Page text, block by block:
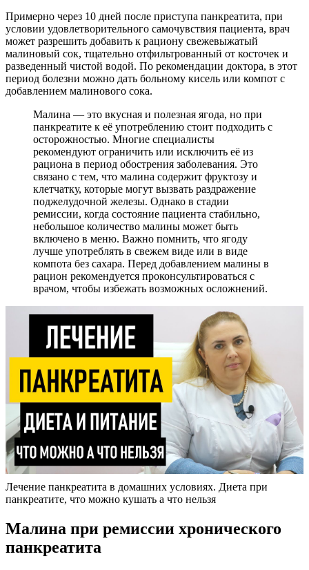
Примерно через 10 дней после приступа панкреатита, при
условии удовлетворительного самочувствия пациента, врач
может разрешить добавить к рациону свежевыжатый
малиновый сок, тщательно отфильтрованный от косточек и
разведенный чистой водой. По рекомендации доктора, в этот
период болезни можно дать больному кисель или компот с
добавлением малинового сока.
Малина — это вкусная и полезная ягода, но при
панкреатите к её употреблению стоит подходить с
осторожностью. Многие специалисты
рекомендуют ограничить или исключить её из
рациона в период обострения заболевания. Это
связано с тем, что малина содержит фруктозу и
клетчатку, которые могут вызвать раздражение
поджелудочной железы. Однако в стадии
ремиссии, когда состояние пациента стабильно,
небольшое количество малины может быть
включено в меню. Важно помнить, что ягоду
лучше употреблять в свежем виде или в виде
компота без сахара. Перед добавлением малины в
рацион рекомендуется проконсультироваться с
врачом, чтобы избежать возможных осложнений.
Лечение панкреатита в домашних условиях. Диета при
панкреатите, что можно кушать а что нельзя
Малина при ремиссии хронического
панкреатита